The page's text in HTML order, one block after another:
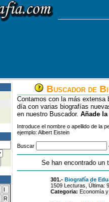
I
R
Buscador de
Contamos con la más extensa
día con varias biografías
en nuestro Buscador. Añade
Introduce el nombre o apellido de la
ejemplo: Albert Eistein
Buscar
Se han encontrado un
301.- Biografía de
1509 Lecturas, Última:
Categoria: Economía